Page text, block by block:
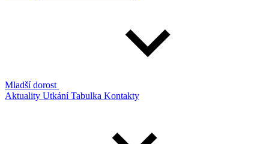
Mladší dorost
Aktuality UtkáníTabulka Kontakty